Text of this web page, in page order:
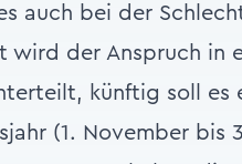
auch bei der
wird der Anspruch in
künftig soll es
(1. November bis